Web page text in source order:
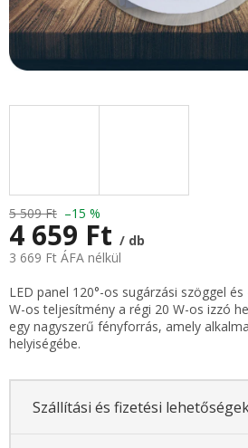
5 509 Ft –15 %
4 659 Ft / db
3 669 Ft ÁFA nélkül
LED panel 120°-os sugárzási szöggel
W-os teljesítmény a régi 20 W-os izzó
egy nagyszerű fényforrás, amely
helyiségébe.
Szállítási és fizetési